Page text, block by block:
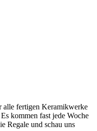
alle fertigen Keramikwerke
kommen fast jede Woche
Regale und schau uns